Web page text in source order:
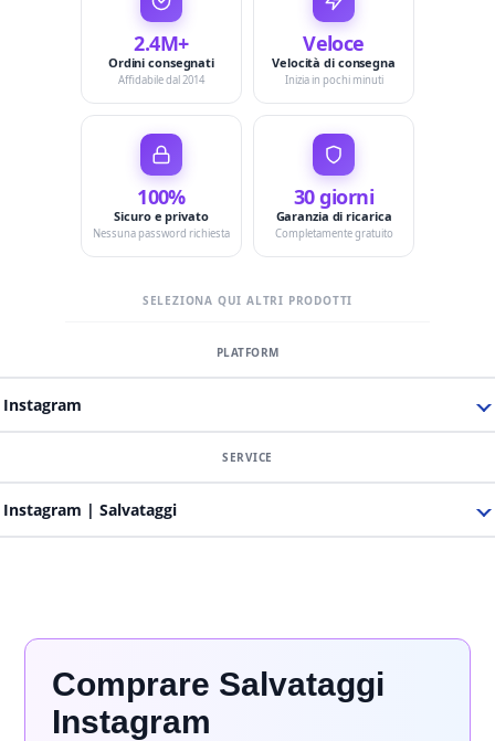
2.4M+
Ordini consegnati
Affidabile dal 2014
Veloce
Velocità di consegna
Inizia in pochi minuti
100%
Sicuro e privato
Nessuna password richiesta
30 giorni
Garanzia di ricarica
Completamente gratuito
SELEZIONA QUI ALTRI PRODOTTI
Instagram
Instagram | Salvataggi
Comprare Salvataggi
Instagram